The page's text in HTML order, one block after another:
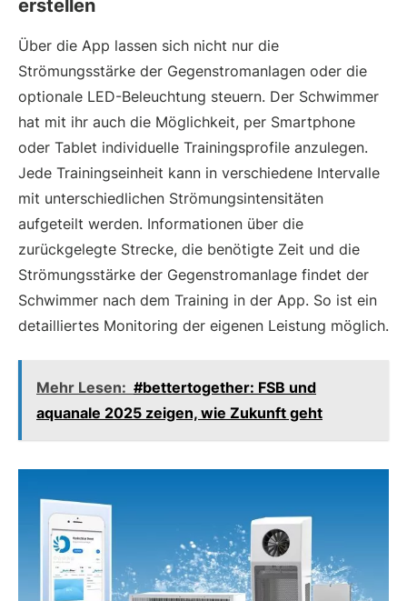
erstellen
Über die App lassen sich nicht nur die
Strömungsstärke der Gegenstromanlagen oder die
optionale LED-Beleuchtung steuern. Der Schwimmer
hat mit ihr auch die Möglichkeit, per Smartphone
oder Tablet individuelle Trainingsprofile anzulegen.
Jede Trainingseinheit kann in verschiedene Intervalle
mit unterschiedlichen Strömungsintensitäten
aufgeteilt werden. Informationen über die
zurückgelegte Strecke, die benötigte Zeit und die
Strömungsstärke der Gegenstromanlage findet der
Schwimmer nach dem Training in der App. So ist ein
detailliertes Monitoring der eigenen Leistung möglich.
Mehr Lesen: #bettertogether: FSB und
aquanale 2025 zeigen, wie Zukunft geht